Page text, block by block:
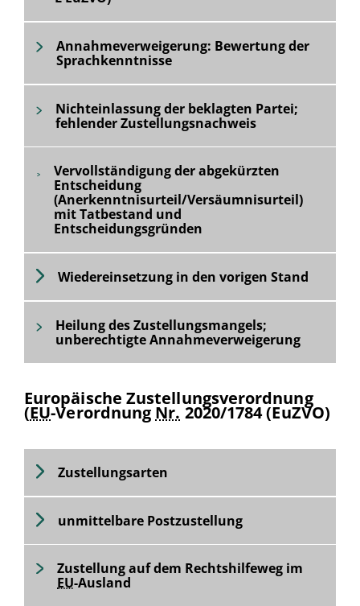
Annahmeverweigerung: Bewertung der
Sprachkenntnisse
Nichteinlassung der beklagten Partei;
fehlender Zustellungsnachweis
Vervollständigung der abgekürzten
Entscheidung
(Anerkenntnisurteil/Versäumnisurteil)
mit Tatbestand und
Entscheidungsgründen
Wiedereinsetzung in den vorigen Stand
Heilung des Zustellungsmangels;
unberechtigte Annahmeverweigerung
Europäische Zustellungsverordnung
(EU-Verordnung Nr. 2020/1784 (EuZVO)
Zustellungsarten
unmittelbare Postzustellung
Zustellung auf dem Rechtshilfeweg im
EU-Ausland